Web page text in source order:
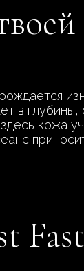
в
кожа